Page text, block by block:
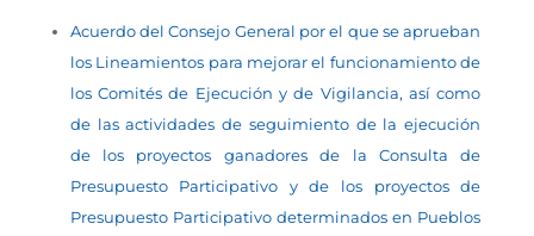
Acuerdo del Consejo General por el que se aprueban
los Lineamientos para mejorar el funcionamiento de
los Comités de Ejecución y de Vigilancia, así como
de las actividades de seguimiento de la ejecución
de los proyectos ganadores de la Consulta de
Presupuesto Participativo y de los proyectos de
Presupuesto Participativo determinados en Pueblos